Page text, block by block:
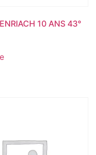
10 ANS 43°